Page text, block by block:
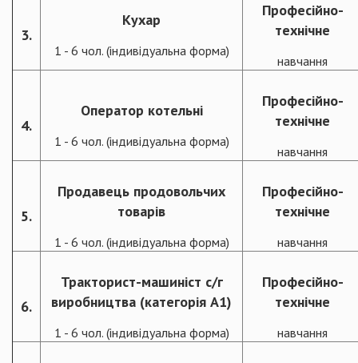
3.
Кухар
1 - 6 чол. (індивідуальна форма)
Професійно-
технічне
навчання
4.
Оператор котельні
1 - 6 чол. (індивідуальна форма)
Професійно-
технічне
навчання
5.
Продавець продовольчих
товарів
1 - 6 чол. (індивідуальна форма)
Професійно-
технічне
навчання
6.
Тракторист-машиніст с/г
виробництва (категорія А1)
1 - 6 чол. (індивідуальна форма)
Професійно-
технічне
навчання